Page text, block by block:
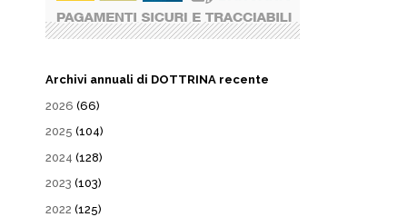
Archivi annuali di DOTTRINA recente
2026 (66)
2025 (104)
2024 (128)
2023 (103)
2022 (125)